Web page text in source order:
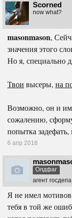
Scorned
now what?
masonmason,
значения этого
Но я, специально
Твои высеры, на
Возможно, он и
сожалению,
попытка
6 апр 2018
Олдфаг
агент госдепа
Я не имел
тебя в той же